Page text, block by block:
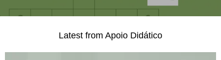
Latest from Apoio Didático